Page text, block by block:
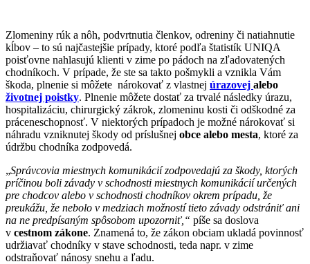
Zlomeniny rúk a nôh, podvrtnutia členkov, odreniny či natiahnutie
kĺbov – to sú najčastejšie prípady, ktoré podľa štatistík UNIQA
poisťovne nahlasujú klienti v zime po pádoch na zľadovatených
chodníkoch. V prípade, že ste sa takto pošmykli a vznikla Vám
škoda, plnenie si môžete nárokovať z vlastnej úrazovej alebo
životnej poistky. Plnenie môžete dostať za trvalé následky úrazu,
hospitalizáciu, chirurgický zákrok, zlomeninu kosti či odškodné za
práceneschopnosť. V niektorých prípadoch je možné nárokovať si
náhradu vzniknutej škody od príslušnej obce alebo mesta, ktoré za
údržbu chodníka zodpovedá.
„Správcovia miestnych komunikácií zodpovedajú za škody, ktorých
príčinou boli závady v schodnosti miestnych komunikácií určených
pre chodcov alebo v schodnosti chodníkov okrem prípadu, že
preukážu, že nebolo v medziach možností tieto závady odstrániť ani
na ne predpísaným spôsobom upozorniť,“ píše sa doslova
v cestnom zákone. Znamená to, že zákon obciam ukladá povinnosť
udržiavať chodníky v stave schodnosti, teda napr. v zime
odstraňovať nánosy snehu a ľadu.